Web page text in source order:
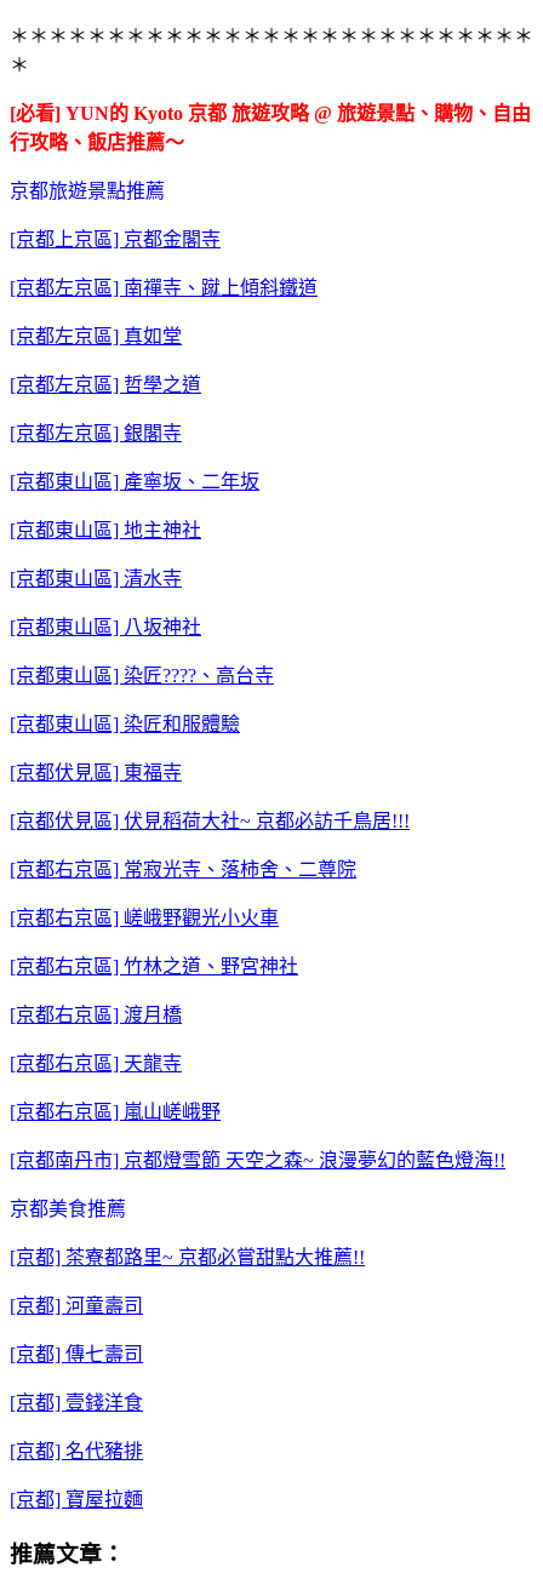
＊＊＊＊＊＊＊＊＊＊＊＊＊＊＊＊＊＊＊＊＊＊＊＊＊＊＊
＊
[必看] YUN的 Kyoto 京都 旅遊攻略 @ 旅遊景點、購物、自由
行攻略、飯店推薦～
京都旅遊景點推薦
[京都上京區] 京都金閣寺
[京都左京區] 南禪寺、蹴上傾斜鐵道
[京都左京區] 真如堂
[京都左京區] 哲學之道
[京都左京區] 銀閣寺
[京都東山區] 產寧坂、二年坂
[京都東山區] 地主神社
[京都東山區] 清水寺
[京都東山區] 八坂神社
[京都東山區] 染匠????、高台寺
[京都東山區] 染匠和服體驗
[京都伏見區] 東福寺
[京都伏見區] 伏見稻荷大社~ 京都必訪千鳥居!!!
[京都右京區] 常寂光寺、落柿舍、二尊院
[京都右京區] 嵯峨野觀光小火車
[京都右京區] 竹林之道、野宮神社
[京都右京區] 渡月橋
[京都右京區] 天龍寺
[京都右京區] 嵐山嵯峨野
[京都南丹市] 京都燈雪節 天空之森~ 浪漫夢幻的藍色燈海!!
京都美食推薦
[京都] 茶寮都路里~ 京都必嘗甜點大推薦!!
[京都] 河童壽司
[京都] 傳七壽司
[京都] 壹錢洋食
[京都] 名代豬排
[京都] 寶屋拉麵
推薦文章：